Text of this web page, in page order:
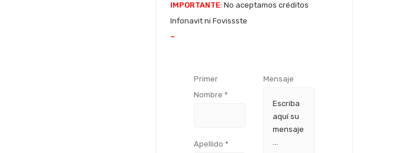
IMPORTANTE: No aceptamos créditos
Infonavit ni Fovissste
–
Primer
Nombre *
Apellido *
Mensaje